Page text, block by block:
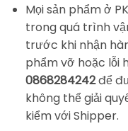
Mọi sản phẩm ở
trong quá trình
trước khi nhận
phẩm vỡ hoặc lỗi
0868284242để
không thể giải
kiểm với Shipper.